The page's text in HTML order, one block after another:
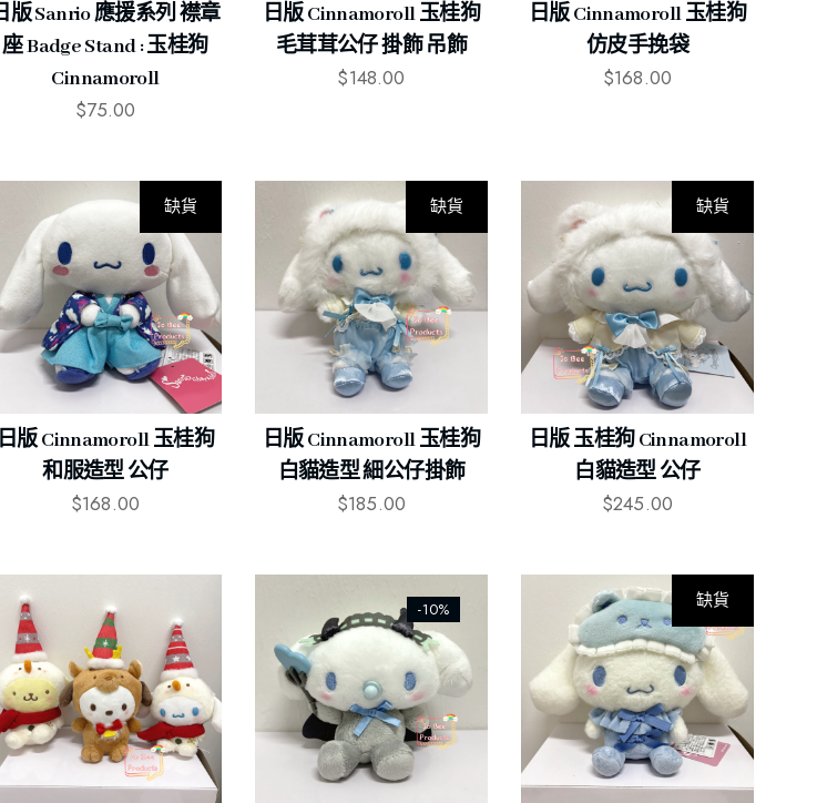
版 Sanrio 應援系列 襟章
座 Badge Stand : 玉桂狗
Cinnamoroll
$75.00
日版 Cinnamoroll 玉桂狗
毛茸茸公仔 掛飾 吊飾
$148.00
日版 Cinnamoroll 玉桂狗
仿皮手挽袋
$168.00
缺貨
日版 Cinnamoroll 玉桂狗
和服造型 公仔
$168.00
缺貨
日版 Cinnamoroll 玉桂狗
白貓造型 細公仔掛飾
$185.00
缺貨
日版 玉桂狗 Cinnamoroll
白貓造型 公仔
$245.00
-10% 缺貨